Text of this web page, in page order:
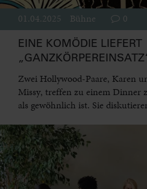
01.04.2025 Bühne 0
EINE KOMÖDIE LIEFERT
Zwei Hollywood-Paare, Karen
Missy, treffen zu einem Dinner
als gewöhnlich ist. Sie